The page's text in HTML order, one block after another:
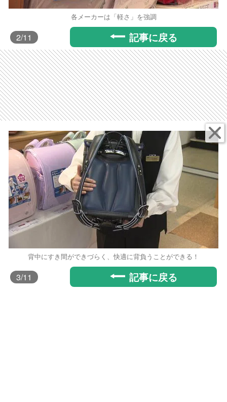
各メーカーは「軽さ」を強調
2/11 記事に戻る
背中にすき間ができづらく、快適に背負うことができる！
3/11 記事に戻る